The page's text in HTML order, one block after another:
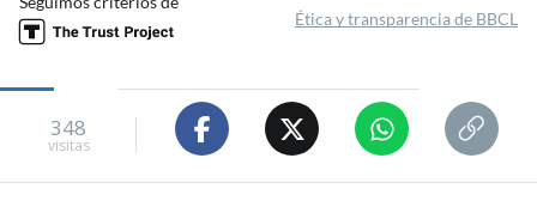
Ética y transparencia de BBCL
348
visitas